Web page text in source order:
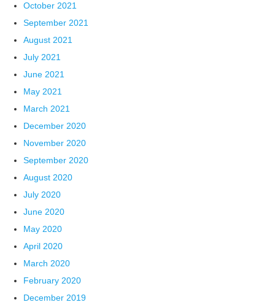
October 2021
September 2021
August 2021
July 2021
June 2021
May 2021
March 2021
December 2020
November 2020
September 2020
August 2020
July 2020
June 2020
May 2020
April 2020
March 2020
February 2020
December 2019